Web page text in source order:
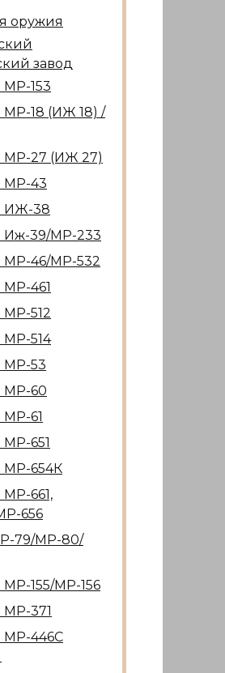
оружия
завод
МР-153
МР-18 (ИЖ 18) /
МР-27 (ИЖ 27)
МР-43
ИЖ-38
Иж-39/МР-233
МР-46/МР-532
МР-461
МР-512
МР-514
МР-53
МР-60
МР-61
МР-651
МР-654К
МР-661,
656
79/МР-80/
МР-155/МР-156
МР-371
МР-446С